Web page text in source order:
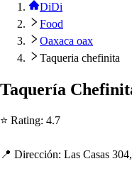
DiDi
Food
Oaxaca oax
Taqueria chefinita
Taquería Chefinit
⭐ Rating: 4.7
📍 Dirección: Las Casas